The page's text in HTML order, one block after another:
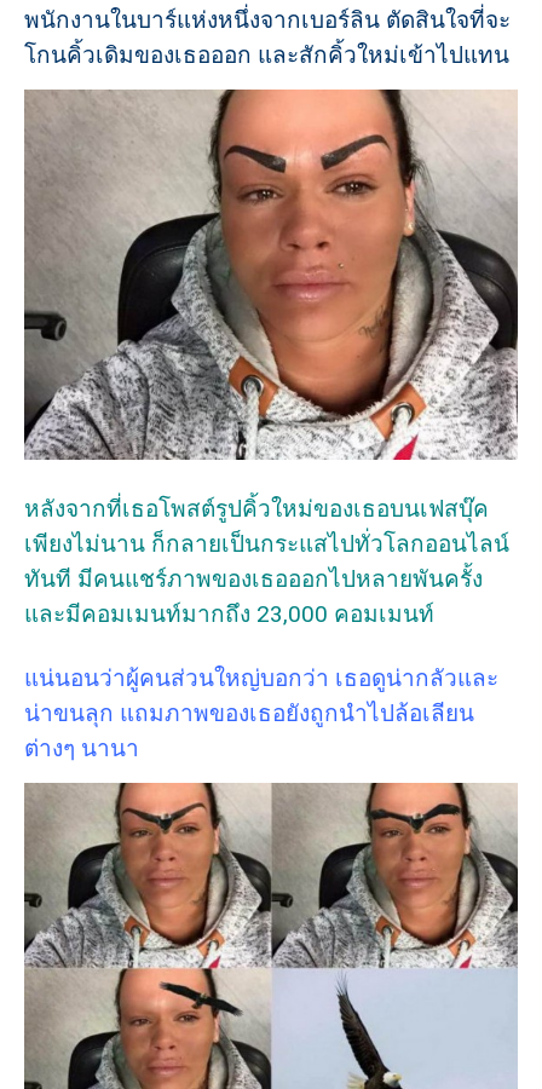
พนักงานในบาร์แห่งหนึ่งจากเบอร์ลิน ตัดสินใจที่จะ
โกนคิ้วเดิมของเธอออก และสักคิ้วใหม่เข้าไปแทน
หลังจากที่เธอโพสต์รูปคิ้วใหม่ของเธอบนเฟสบุ๊ค
เพียงไม่นาน ก็กลายเป็นกระแสไปทั่วโลกออนไลน์
ทันที มีคนแชร์ภาพของเธอออกไปหลายพันครั้ง
และมีคอมเมนท์มากถึง 23,000 คอมเมนท์
แน่นอนว่าผู้คนส่วนใหญ่บอกว่า เธอดูน่ากลัวและ
น่าขนลุก แถมภาพของเธอยังถูกนำไปล้อเลียน
ต่างๆ นานา